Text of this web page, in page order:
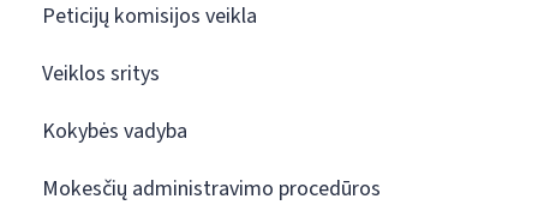
Peticijų komisijos veikla
Veiklos sritys
Kokybės vadyba
Mokesčių administravimo procedūros